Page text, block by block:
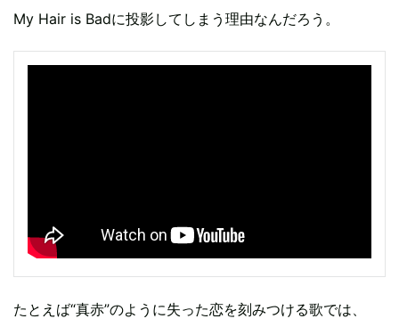
My Hair is Badに投影してしまう理由なんだろう。
たとえば“真赤”のように失った恋を刻みつける歌では、